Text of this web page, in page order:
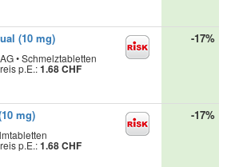
(10 mg)
• Schmelztabletten
p.E.:1.68 CHF
-17%
mg)
p.E.:1.68 CHF
-17%